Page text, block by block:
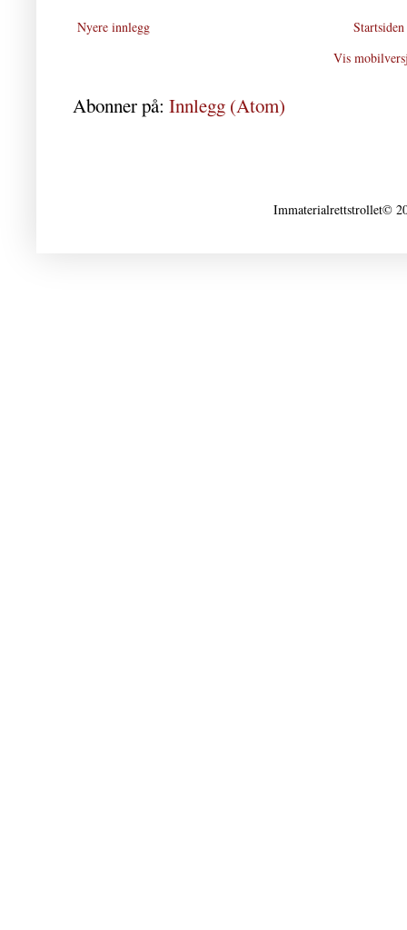
Nyere innlegg
Startsiden
Vis
Abonner på: Innlegg (Atom)
Immaterialrettstrollet©